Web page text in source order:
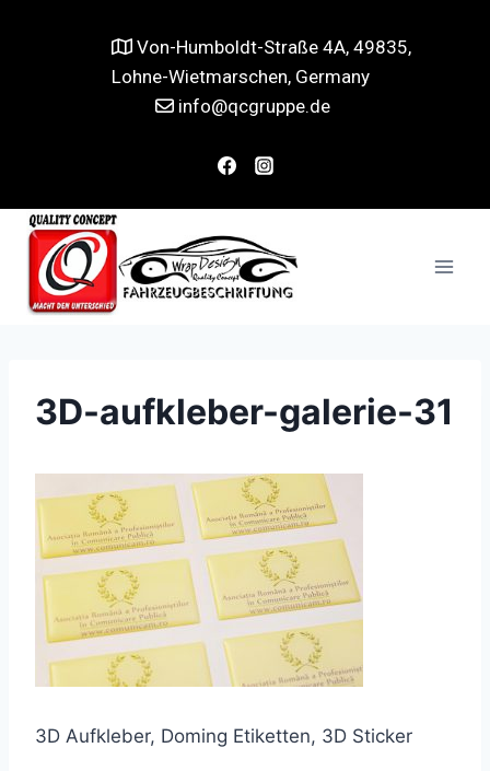
Von-Humboldt-Straße 4A, 49835,
Lohne-Wietmarschen, Germany
info@qcgruppe.de
3D-aufkleber-galerie-31
3D Aufkleber, Doming Etiketten, 3D Sticker